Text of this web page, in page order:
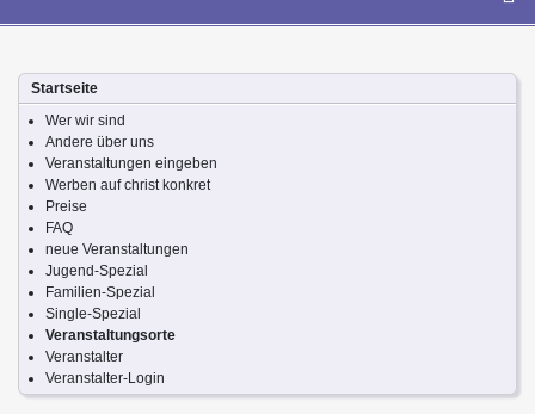
Startseite
Wer wir sind
Andere über uns
Veranstaltungen eingeben
Werben auf christ konkret
Preise
FAQ
neue Veranstaltungen
Jugend-Spezial
Familien-Spezial
Single-Spezial
Veranstaltungsorte
Veranstalter
Veranstalter-Login